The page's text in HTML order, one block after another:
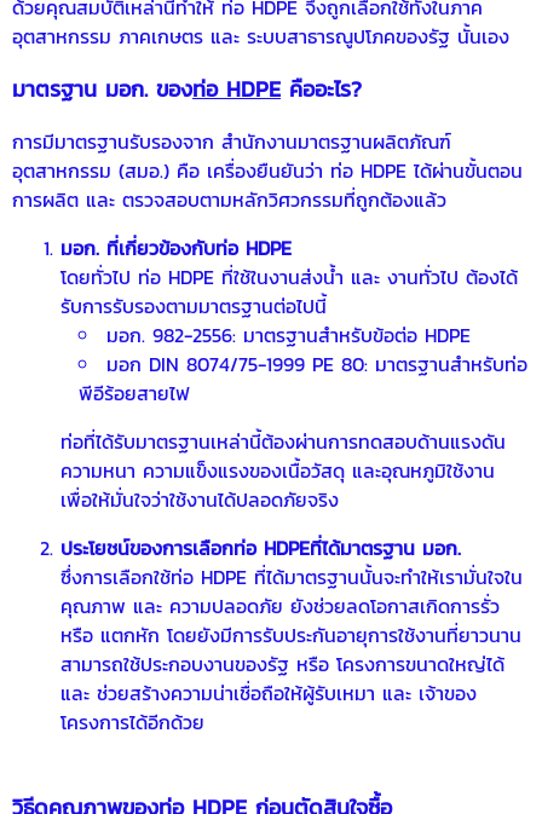
ด้วยคุณสมบัติเหล่านี้ทำให้ ท่อ HDPE จึงถูกเลือกใช้ทั้งในภาค
อุตสาหกรรม ภาคเกษตร และ ระบบสาธารณูปโภคของรัฐ นั้นเอง
มาตรฐาน มอก. ของท่อ HDPE คืออะไร?
การมีมาตรฐานรับรองจาก สำนักงานมาตรฐานผลิตภัณฑ์
อุตสาหกรรม (สมอ.) คือ เครื่องยืนยันว่า ท่อ HDPE ได้ผ่านขั้นตอน
การผลิต และ ตรวจสอบตามหลักวิศวกรรมที่ถูกต้องแล้ว
มอก. ที่เกี่ยวข้องกับท่อ HDPE
โดยทั่วไป ท่อ HDPE ที่ใช้ในงานส่งน้ำ และ งานทั่วไป ต้องได้
รับการรับรองตามมาตรฐานต่อไปนี้
มอก. 982-2556: มาตรฐานสำหรับข้อต่อ HDPE
มอก DIN 8074/75-1999 PE 80: มาตรฐานสำหรับท่อ
พีอีร้อยสายไฟ
ท่อที่ได้รับมาตรฐานเหล่านี้ต้องผ่านการทดสอบด้านแรงดัน
ความหนา ความแข็งแรงของเนื้อวัสดุ และอุณหภูมิใช้งาน
เพื่อให้มั่นใจว่าใช้งานได้ปลอดภัยจริง
ประโยชน์ของการเลือกท่อ HDPEที่ได้มาตรฐาน มอก.
ซึ่งการเลือกใช้ท่อ HDPE ที่ได้มาตรฐานนั้นจะทำให้เรามั่นใจใน
คุณภาพ และ ความปลอดภัย ยังช่วยลดโอกาสเกิดการรั่ว
หรือ แตกหัก โดยยังมีการรับประกันอายุการใช้งานที่ยาวนาน
สามารถใช้ประกอบงานของรัฐ หรือ โครงการขนาดใหญ่ได้
และ ช่วยสร้างความน่าเชื่อถือให้ผู้รับเหมา และ เจ้าของ
โครงการได้อีกด้วย